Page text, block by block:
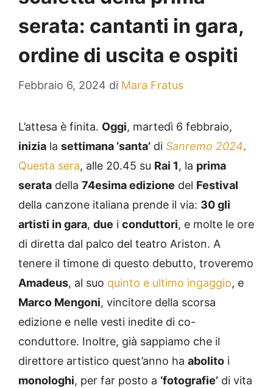
serata: cantanti in gara,
ordine di uscita e ospiti
Febbraio 6, 2024 di Mara Fratus
L’attesa è finita. Oggi, martedì 6 febbraio,
inizia la settimana ‘santa’ di Sanremo 2024.
Questa sera, alle 20.45 su Rai 1, la prima
serata della 74esima edizione del Festival
della canzone italiana prende il via: 30 gli
artisti in gara, due i conduttori, e molte le ore
di diretta dal palco del teatro Ariston. A
tenere il timone di questo debutto, troveremo
Amadeus, al suo quinto e ultimo ingaggio, e
Marco Mengoni, vincitore della scorsa
edizione e nelle vesti inedite di co-
conduttore. Inoltre, già sappiamo che il
direttore artistico quest’anno ha abolito i
monologhi, per far posto a ‘fotografie’ di vita